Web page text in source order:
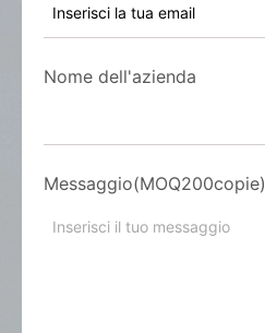
Nome dell'azienda
Messaggio(MOQ200copie)